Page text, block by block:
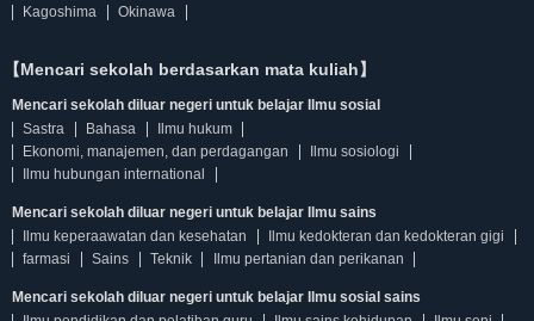
Kagoshima
Okinawa
【Mencari sekolah berdasarkan mata kuliah】
Mencari sekolah diluar negeri untuk belajar Ilmu sosial
Sastra
Bahasa
Ilmu hukum
Ekonomi, manajemen, dan perdagangan
Ilmu sosiologi
Ilmu hubungan international
Mencari sekolah diluar negeri untuk belajar Ilmu sains
Ilmu keperaawatan dan kesehatan
Ilmu kedokteran dan kedokteran gigi
farmasi
Sains Teknik Ilmu pertanian dan perikanan
Mencari sekolah diluar negeri untuk belajar Ilmu sosial sains